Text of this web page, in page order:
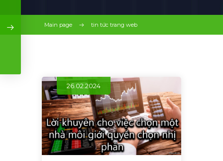
Main page tin tức trang web
26.02.2024